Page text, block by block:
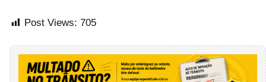
Post Views: 705